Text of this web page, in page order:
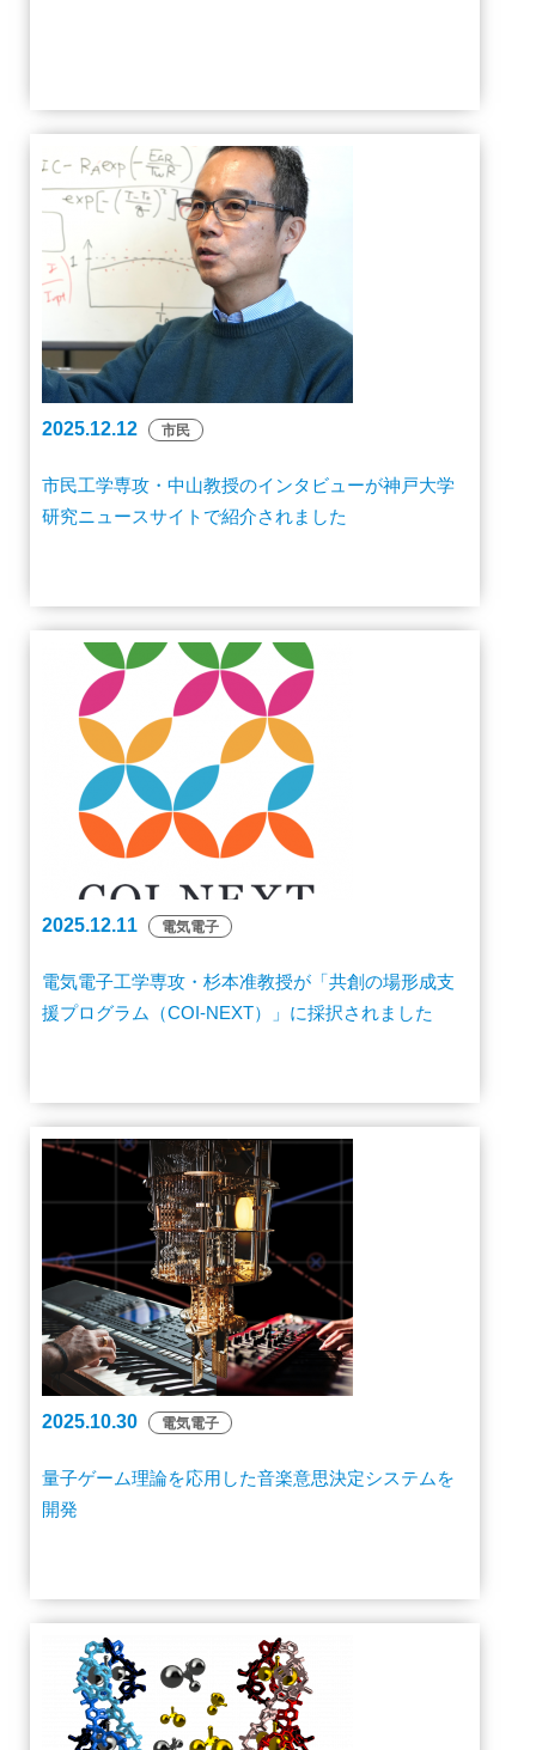
2025.12.12 市民
市民工学専攻・中山教授のインタビューが神戸大学
研究ニュースサイトで紹介されました
2025.12.11 電気電子
電気電子工学専攻・杉本准教授が「共創の場形成支
援プログラム（COI-NEXT）」に採択されました
2025.10.30 電気電子
量子ゲーム理論を応用した音楽意思決定システムを
開発